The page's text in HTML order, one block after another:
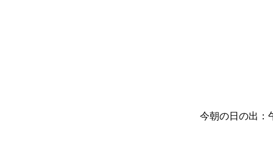
今朝の日の出：